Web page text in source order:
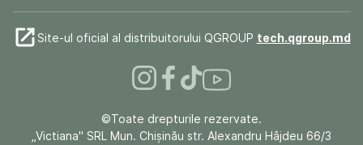
Site-ul oficial al distribuitorului QGROUP tech.qgroup.md
©Toate drepturile rezervate.
„Victiana" SRL Mun. Chişinău str. Alexandru Hâjdeu 66/3